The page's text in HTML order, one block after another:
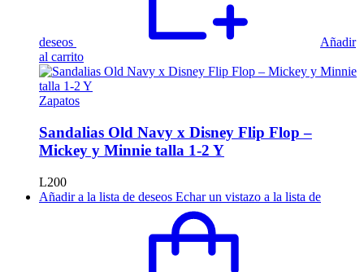
deseos
Añadir
al carrito
Zapatos
Sandalias Old Navy x Disney Flip Flop –
Mickey y Minnie talla 1-2 Y
L200
Añadir a la lista de deseos Echar un vistazo a la lista de